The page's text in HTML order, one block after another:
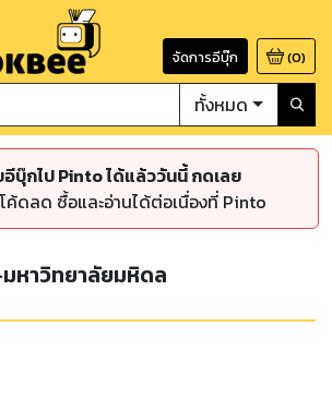
จัดการอีบุ๊ก (0)
ทั้งหมด
อีบุ๊กไป Pinto ได้แล้ววันนี้ กดเลย
ค้ดลด ซื้อและอ่านได้ต่อเนื่องที่ Pinto
หาวิทยาลัยมหิดล